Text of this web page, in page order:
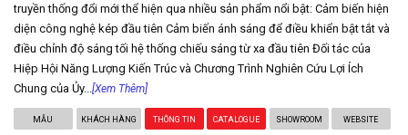
truyền thống đổi mới thể hiện qua nhiều sản phẩm nổi bật: Cảm biến hiện
diện công nghệ kép đầu tiên Cảm biến ánh sáng để điều khiển bật tắt và
điều chỉnh độ sáng tối hệ thống chiếu sáng từ xa đầu tiên Đối tác của
Hiệp Hội Năng Lượng Kiến Trúc và Chương Trình Nghiên Cứu Lợi Ích
Chung của Ủy... [Xem Thêm]
MẪU KHÁCH HÀNG THÔNG TIN CATALOGUE SHOWROOM WEBSITE